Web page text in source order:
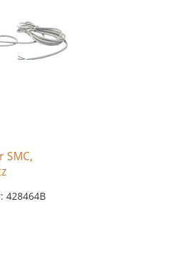
SMC,
428464B